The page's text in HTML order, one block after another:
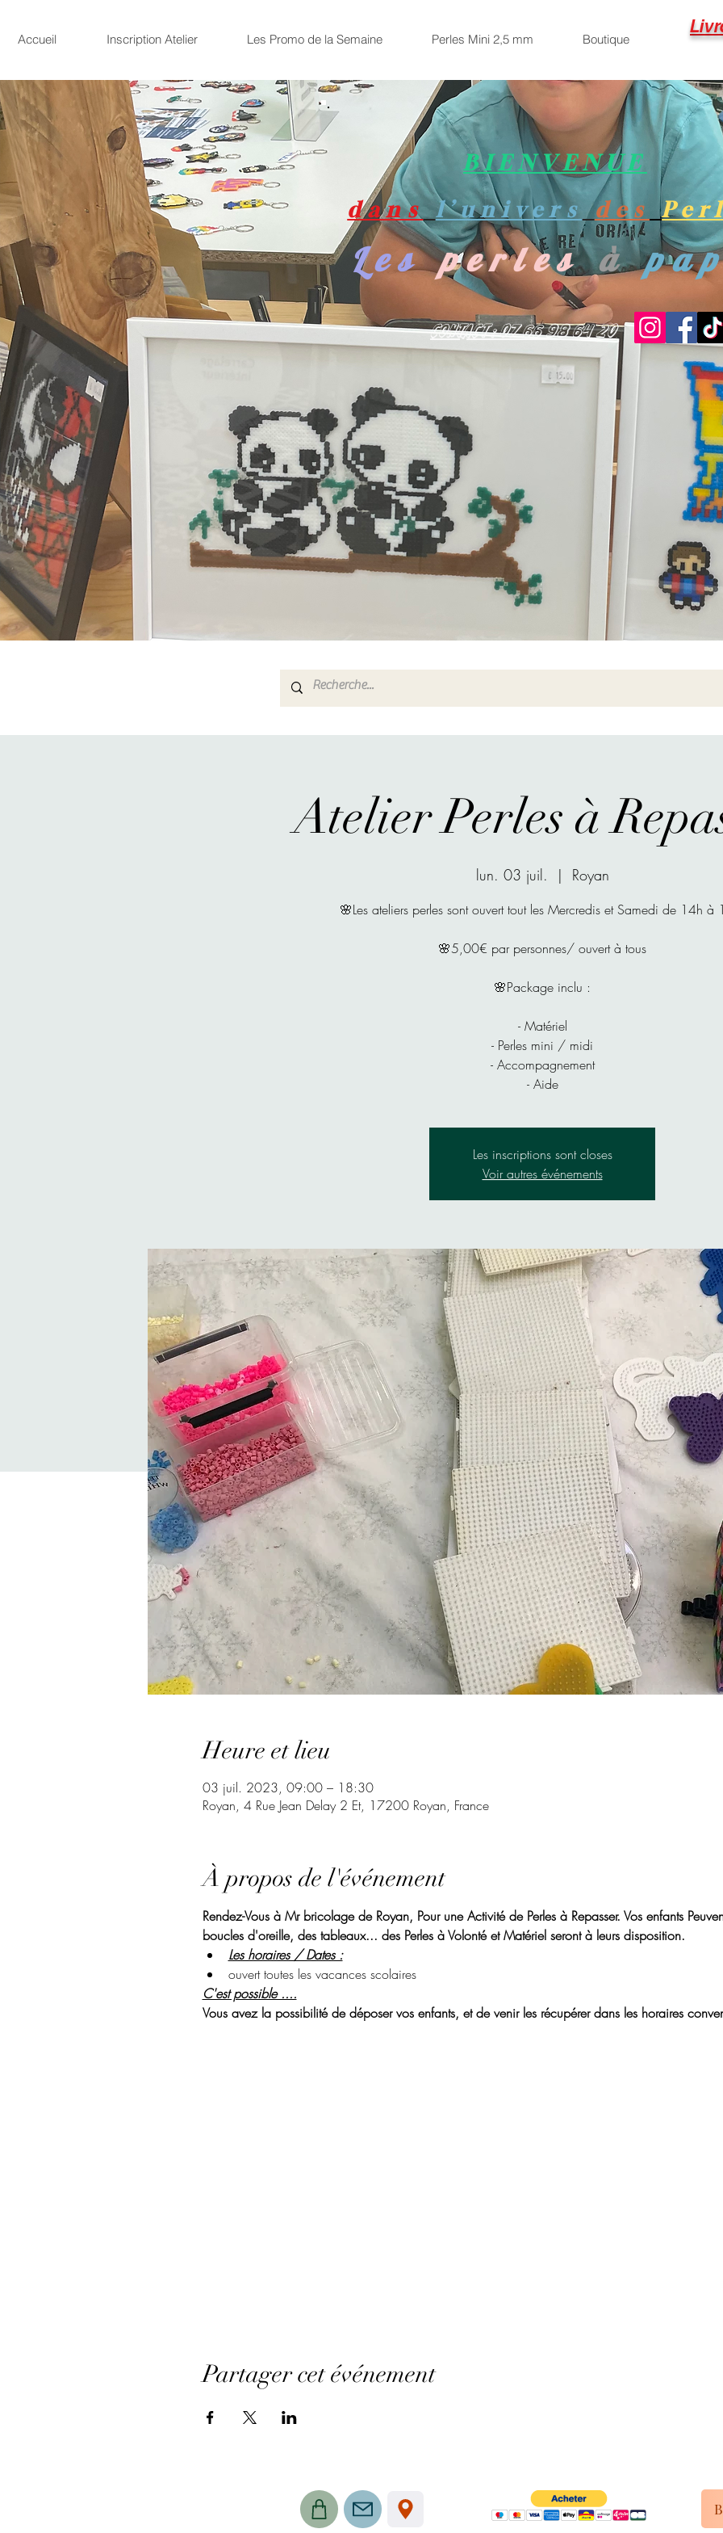
Accueil Inscription Atelier Les Promo de la Semaine Perles Mini 2,5 mm Boutique
BIENVENUE
dans
l’univers des
Les perles à
Contact : 07 66 98 64 20
Atelier Perles à
lun. 03 juil.
  |
Royan
🌸Les ateliers perles sont ouvert tout les Mercredis et Samedi de 14h à
🌸5,00€ par personnes/ ouvert à tous
🌸Package inclu :
- Matériel
- Perles mini / midi
- Accompagnement
- Aide
Les inscriptions sont closes
Voir autres événements
Heure et lieu
03 juil. 2023, 09:00 – 18:30
Royan, 4 Rue Jean Delay 2 Et, 17200 Royan, France
À propos de l'événement
Rendez-Vous à Mr bricolage de Royan, Pour une Activité de Perles à Repasser. Vos enfants
boucles d'oreille, des tableaux... des Perles à Volonté et Matériel seront à leurs disposition.
Les horaires / Dates :
ouvert toutes les vacances scolaires
C'est possible ....
Vous avez la possibilité de déposer vos enfants, et de venir les récupérer dans les horaires
Partager cet événement